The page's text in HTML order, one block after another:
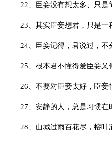
22、臣妾没有想太多、只是
23、其实臣妾想君，只是一
24、臣妾记得，君说过，不
25、根本君不懂得爱臣妾又
26、不要对臣妾太好，臣妾
27、安静的人，总是习惯在
28、山城过雨百花尽，榕叶